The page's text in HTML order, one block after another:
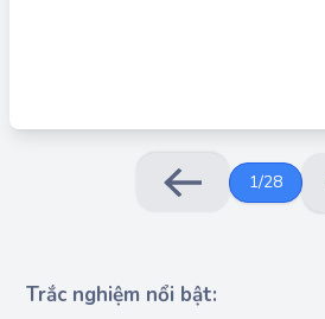
1/28
Trắc nghiệm nổi bật: